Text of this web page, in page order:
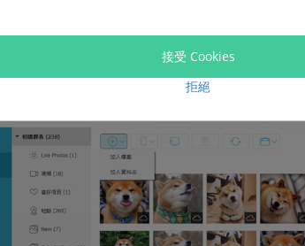
面上點擊照片，然後點選「新增」按鈕（+）。
接受 Cookies
拒絕